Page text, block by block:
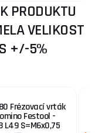
PRODUKTU
VELIKOST
+/-5%
Frézovací vrták
Festool -
L49 S=M6x0,75